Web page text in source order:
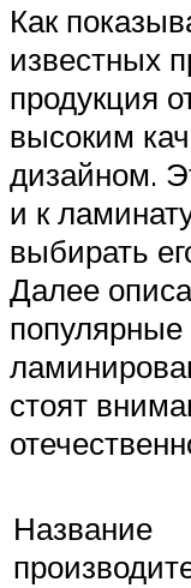
Как
известных
продукция
высоким
дизайном.
и к
выбирать
Далее
стоят
Название